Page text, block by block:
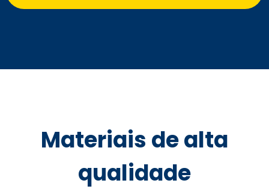
Materiais de alta
qualidade